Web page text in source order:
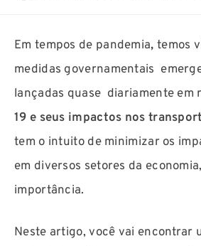
Em tempos de pandemia, temos
medidas governamentais
lançadas quase diariamente em
19 e seus impactos nos
tem o intuito de minimizar os
em diversos setores da
importância.
Neste artigo, você vai encontrar